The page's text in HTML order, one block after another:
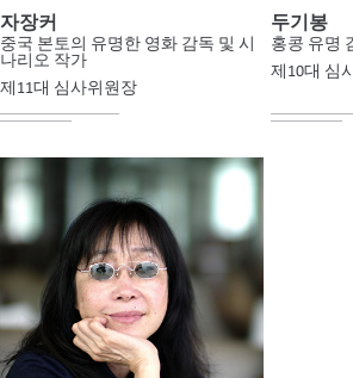
자장커
중국 본토의 유명한 영화 감독 및 시
나리오 작가
제11대 심사위원장
두기봉
홍콩 유명
제10대 심